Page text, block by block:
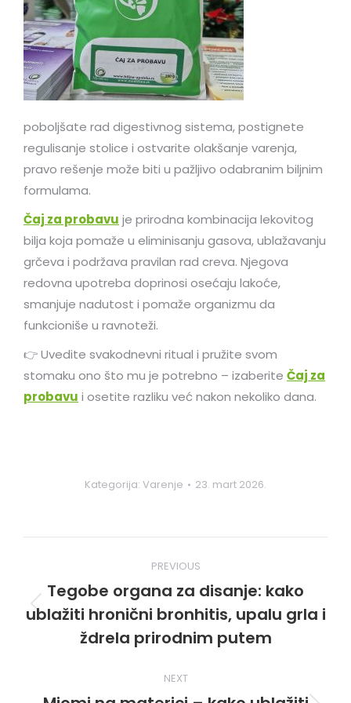
poboljšate rad digestivnog sistema, postignete
regulisanje stolice i ostvarite olakšanje varenja,
pravo rešenje može biti u pažljivo odabranim biljnim
formulama.
Čaj za probavu je prirodna kombinacija lekovitog
bilja koja pomaže u eliminisanju gasova, ublažavanju
grčeva i podržava pravilan rad creva. Njegova
redovna upotreba doprinosi osećaju lakoće,
smanjuje nadutost i pomaže organizmu da
funkcioniše u ravnoteži.
👉 Uvedite svakodnevni ritual i pružite svom
stomaku ono što mu je potrebno – izaberite Čaj za
probavu i osetite razliku već nakon nekoliko dana.
Kategorija: Varenje 23. mart 2026.
navigation
PREVIOUS
Previous
post:
Tegobe organa za disanje: kako
ublažiti hronični bronhitis, upalu grla i
ždrela prirodnim putem
NEXT